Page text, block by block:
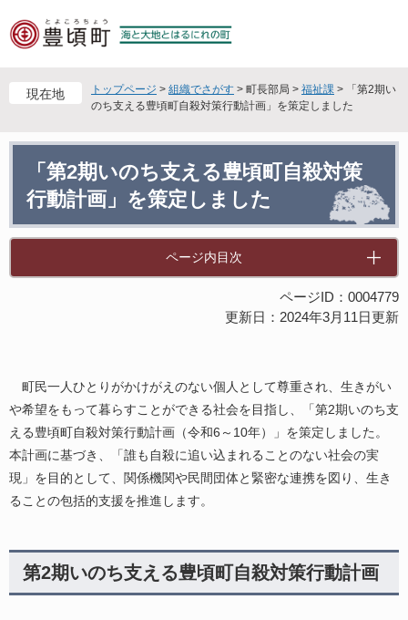
ー
す
ニ
し
現在地 トップページ > 組織でさがす > 町長部局 > 福祉課 >
「第2期い
のち支える豊頃町自殺対策行動計画」を策定しました
「第2期いのち支える豊頃町自殺対策
行動計画」を策定しました
ページ内目次
ページID：0004779
更新日：2024年3月11日更新
町民一人ひとりがかけがえのない個人として尊重され、生きがい
や希望をもって暮らすことができる社会を目指し、「第2期いのち支
える豊頃町自殺対策行動計画（令和6～10年）」を策定しました。
本計画に基づき、「誰も自殺に追い込まれることのない社会の実
現」を目的として、関係機関や民間団体と緊密な連携を図り、生き
ることの包括的支援を推進します。​
第2期いのち支える豊頃町自殺対策行動計画